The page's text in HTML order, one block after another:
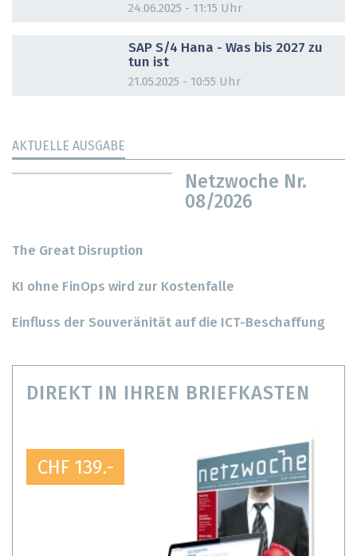
24.06.2025 - 11:15 Uhr
SAP S/4 Hana - Was bis 2027 zu
tun ist
21.05.2025 - 10:55 Uhr
AKTUELLE AUSGABE
Netzwoche Nr.
08/2026
The Great Disruption
KI ohne FinOps wird zur Kostenfalle
Einfluss der Souveränität auf die ICT-Beschaffung
DIREKT IN IHREN BRIEFKASTEN
CHF 139.-